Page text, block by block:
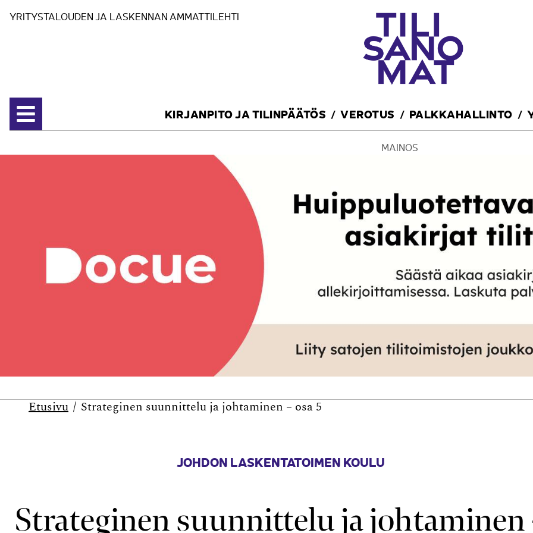
YRITYSTALOUDEN JA LASKENNAN AMMATTILEHTI
Avaa valikko
KIRJANPITO JA TILINPÄÄTÖS VEROTUS PALKKAHALLINTO
MAINOS
Etusivu Strateginen suunnittelu ja johtaminen – osa 5
JOHDON LASKENTATOIMEN KOULU
Strateginen suunnittelu ja johtaminen